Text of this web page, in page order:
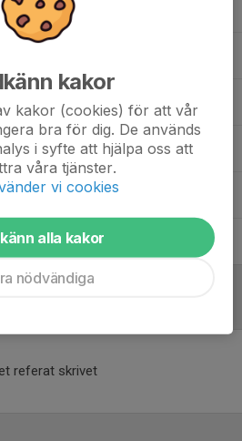
Huvudtränare
Materialförvaltare
Assisterande tränare
referat skrivet
kakor
kakor (cookies) för att vår
bra för dig. De används
i syfte att hjälpa oss att
våra tjänster.
vi cookies
alla kakor
nödvändiga